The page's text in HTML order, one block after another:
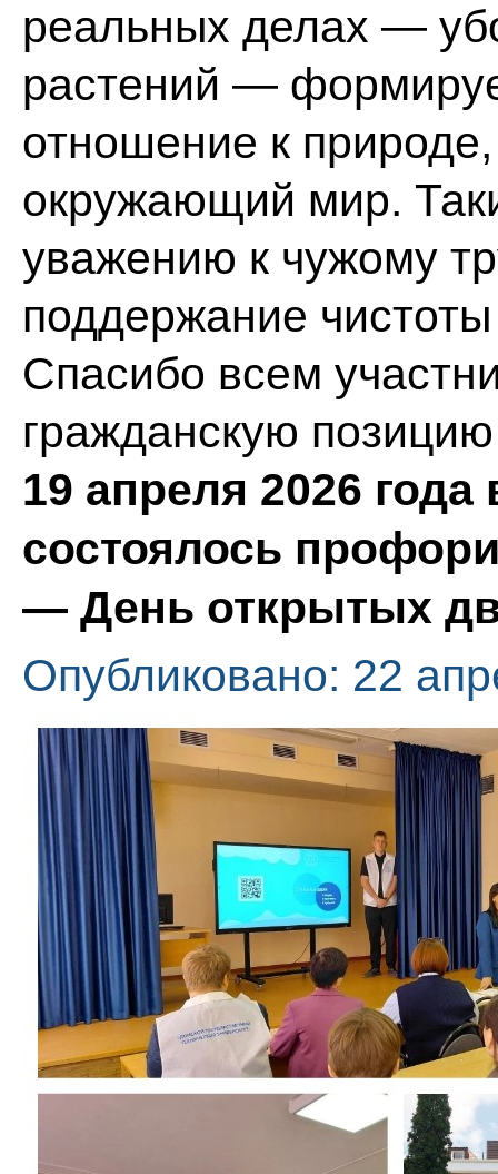
реальных делах —
растений —
отношение к природе,
окружающий мир.
уважению к чужому
поддержание
Спасибо всем
гражданскую
19 апреля 2026
состоялось
— День открытых
Опубликовано: 22